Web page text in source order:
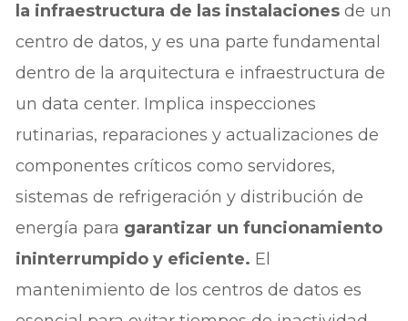
la infraestructura de las instalaciones de un
centro de datos, y es una parte fundamental
dentro de la arquitectura e infraestructura de
un data center. Implica inspecciones
rutinarias, reparaciones y actualizaciones de
componentes críticos como servidores,
sistemas de refrigeración y distribución de
energía para garantizar un funcionamiento
ininterrumpido y eficiente. El
mantenimiento de los centros de datos es